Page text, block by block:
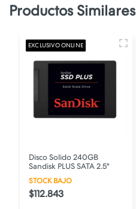
Productos Similares
EXCLUSIVO ONLINE
Disco Solido 240GB
Sandisk PLUS SATA 2.5"
STOCK BAJO
$112.843